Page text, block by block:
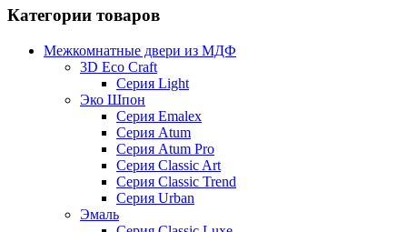
Категории товаров
Межкомнатные двери из МДФ
3D Eco Craft
Серия Light
Эко Шпон
Серия Emalex
Серия Atum
Серия Atum Pro
Серия Classic Art
Серия Classic Trend
Серия Urban
Эмаль